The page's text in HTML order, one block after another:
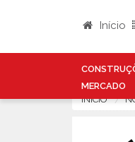
Início
MERCADO
INÍCIO